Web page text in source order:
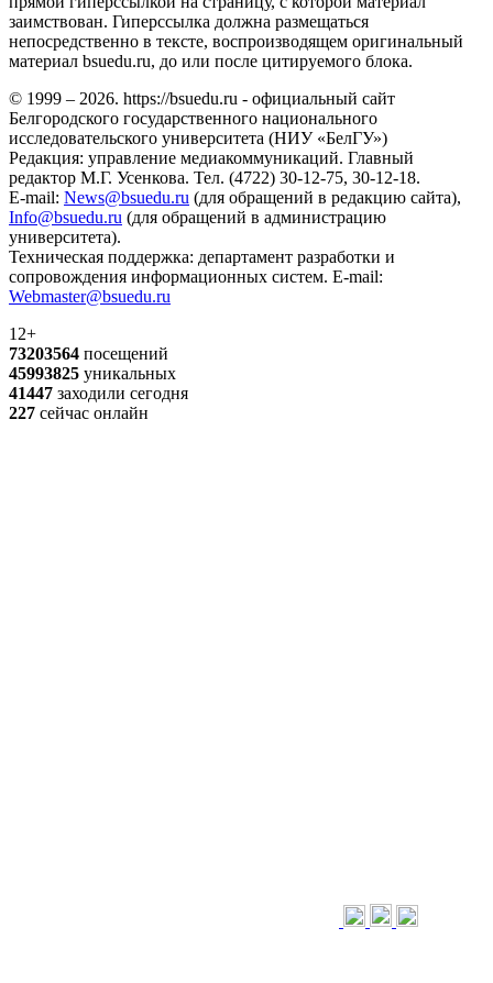
заимствован. Гиперссылка должна размещаться
непосредственно в тексте, воспроизводящем оригинальный
материал bsuedu.ru, до или после цитируемого блока.
© 1999 – 2026. https://bsuedu.ru - официальный сайт
Белгородского государственного национального
исследовательского университета (НИУ «БелГУ»)
Редакция: управление медиакоммуникаций. Главный
редактор М.Г. Усенкова. Тел. (4722) 30-12-75, 30-12-18.
E-mail: News@bsuedu.ru (для обращений в редакцию сайта),
Info@bsuedu.ru (для обращений в администрацию
университета).
Техническая поддержка: департамент разработки и
сопровождения информационных систем. E-mail:
Webmaster@bsuedu.ru
12+
73203564 посещений
45993825 уникальных
41447 заходили сегодня
227 сейчас онлайн